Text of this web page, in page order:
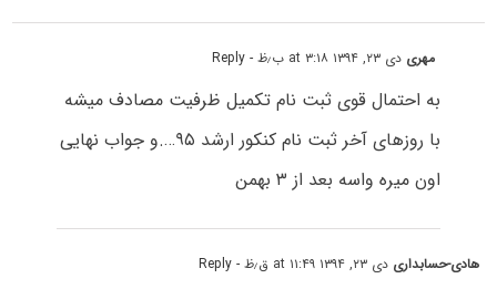
مهری دی ۲۳, ۱۳۹۴ at ۳:۱۸ ب٫ظ - Reply
به احتمال قوی ثبت نام تکمیل ظرفیت مصادف میشه
با روزهای آخر ثبت نام کنکور ارشد ۹۵….و جواب نهایی
اون میره واسه بعد از ۳ بهمن
هادی-حسابداری دی ۲۳, ۱۳۹۴ at ۱۱:۴۹ ق٫ظ - Reply